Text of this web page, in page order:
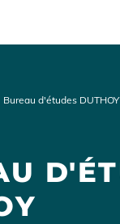
Bureau d'études DUTHOY